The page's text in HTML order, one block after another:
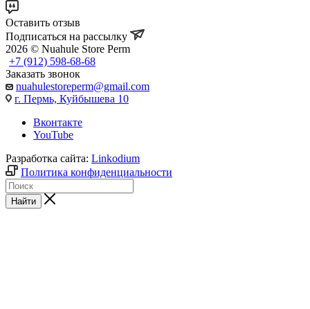
Оставить отзыв
Подписаться на рассылку
2026 © Nuahule Store Perm
+7 (912) 598-68-68
Заказать звонок
nuahulestoreperm@gmail.com
г. Пермь, Куйбышева 10
Вконтакте
YouTube
Разработка сайта: Linkodium
Политика конфиденциальности
Найти